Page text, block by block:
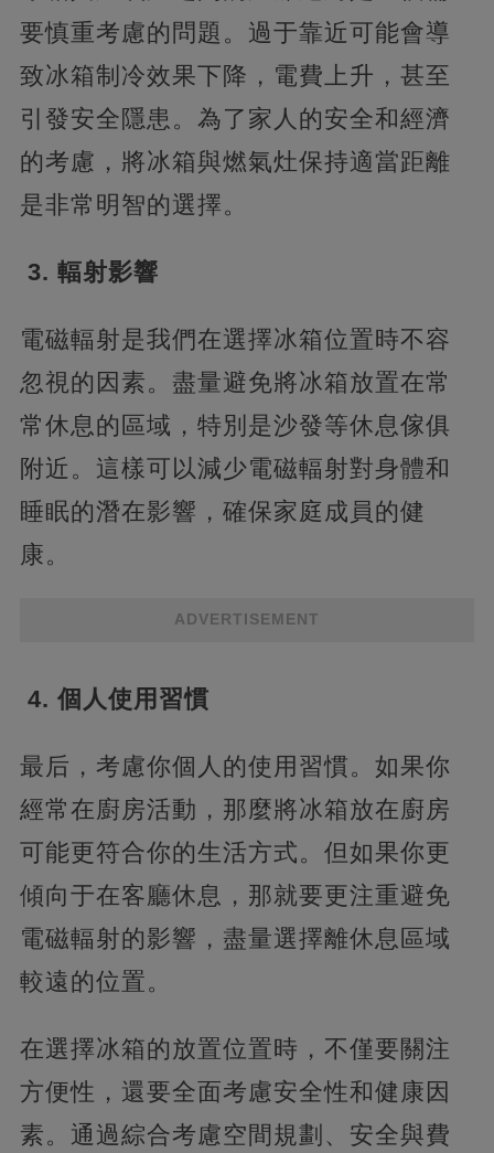
要慎重考慮的問題。過于靠近可能會導
致冰箱制冷效果下降，電費上升，甚至
引發安全隱患。為了家人的安全和經濟
的考慮，將冰箱與燃氣灶保持適當距離
是非常明智的選擇。
3. 輻射影響
電磁輻射是我們在選擇冰箱位置時不容
忽視的因素。盡量避免將冰箱放置在常
常休息的區域，特別是沙發等休息傢俱
附近。這樣可以減少電磁輻射對身體和
睡眠的潛在影響，確保家庭成員的健
康。
ADVERTISEMENT
4. 個人使用習慣
最后，考慮你個人的使用習慣。如果你
經常在廚房活動，那麼將冰箱放在廚房
可能更符合你的生活方式。但如果你更
傾向于在客廳休息，那就要更注重避免
電磁輻射的影響，盡量選擇離休息區域
較遠的位置。
在選擇冰箱的放置位置時，不僅要關注
方便性，還要全面考慮安全性和健康因
素。通過綜合考慮空間規劃、安全與費